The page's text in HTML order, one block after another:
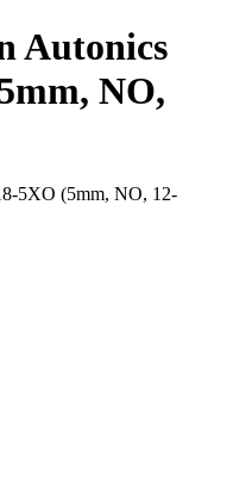
Autonics
NO,
5XO (5mm, NO, 12-